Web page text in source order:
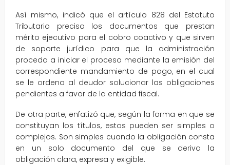
Así mismo, indicó que el artículo 828 del Estatuto
Tributario precisa los documentos que prestan
mérito ejecutivo para el cobro coactivo y que sirven
de soporte jurídico para que la administración
proceda a iniciar el proceso mediante la emisión del
correspondiente mandamiento de pago, en el cual
se le ordena al deudor solucionar las obligaciones
pendientes a favor de la entidad fiscal.
De otra parte, enfatizó que, según la forma en que se
constituyan los títulos, estos pueden ser simples o
complejos. Son simples cuando la obligación consta
en un solo documento del que se deriva la
obligación clara, expresa y exigible.